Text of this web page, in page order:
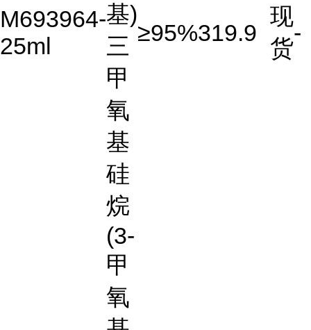
M693964-
25ml
基)
三
甲
氧
基
硅
烷
≥95%319.9
现
货
-
(3-
甲
氧